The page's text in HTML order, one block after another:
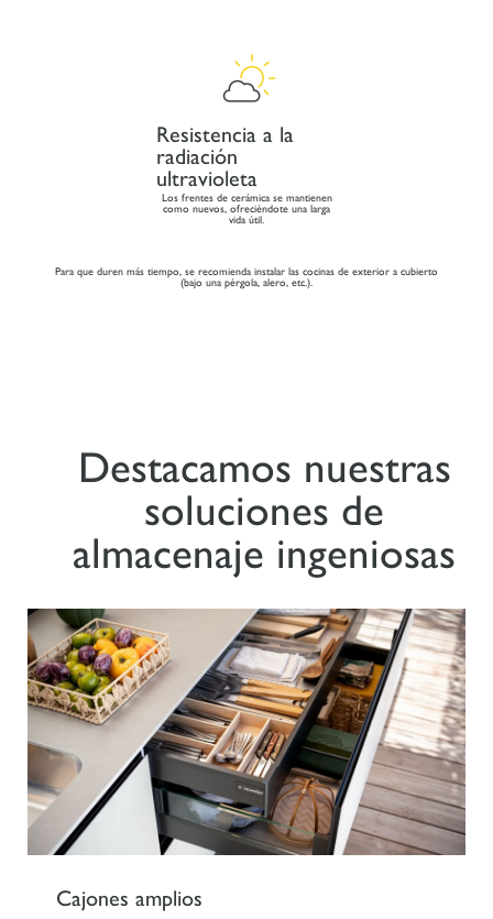
Resistencia a la
radiación
ultravioleta
Los frentes de cerámica se mantienen
como nuevos, ofreciéndote una larga
vida útil.
Para que duren más tiempo, se recomienda instalar las cocinas de exterior a cubierto
(bajo una pérgola, alero, etc.).
Destacamos nuestras
soluciones de
almacenaje ingeniosas
Cajones amplios